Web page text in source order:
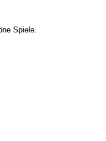
Spiele.